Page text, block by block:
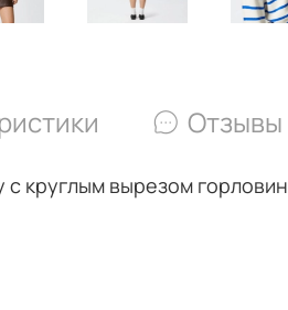
Отзывы
круглым вырезом